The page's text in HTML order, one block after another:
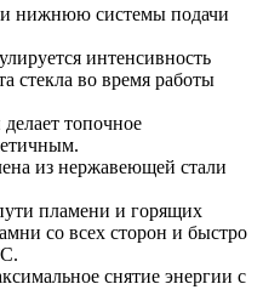
нижнюю системы подачи
интенсивность
стекла во время работы
топочное
из нержавеющей стали
пламени и горящих
со всех сторон и быстро
снятие энергии с